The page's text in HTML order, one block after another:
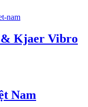
& Kjaer Vibro
Nam